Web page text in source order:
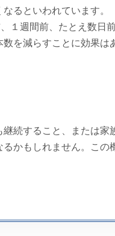
るといわれています。
１週間前、たとえ数日
を減らすことに効果は
続すること、または家
かもしれません。この